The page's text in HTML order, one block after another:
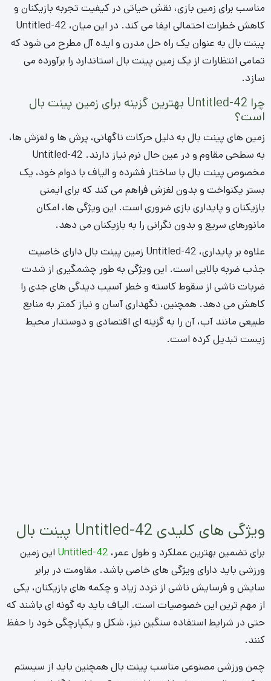
مناسب برای زمین بازی، نقش حیاتی در کیفیت تجربه بازیکنان و
کاهش خطرات احتمالی ایفا می کند. در این میان، Untitled-42
پینت بال به عنوان یک راه حل مدرن و ایده آل مطرح می شود که
تمامی انتظارات از یک زمین پینت بال استاندارد را برآورده می
سازد.
چرا Untitled-42 بهترین گزینه برای زمین پینت بال
است؟
زمین های پینت بال به دلیل حرکات ناگهانی، پرش ها و لغزش ها،
به سطحی مقاوم و در عین حال نرم نیاز دارند. Untitled-42
مخصوص پینت بال با ساختار فشرده و الیاف با دوام خود، یک
بستر یکنواخت و بدون لغزش فراهم می کند که برای ایمنی
بازیکنان و پایداری بازی ضروری است. این ویژگی ها، امکان
مانورهای سریع و بدون نگرانی را به بازیکنان می دهد.
علاوه بر پایداری، Untitled-42 زمین پینت بال دارای خاصیت
جذب ضربه بالایی است. این ویژگی به طور چشمگیری از شدت
ضربات ناشی از سقوط کاسته و خطر آسیب دیدگی های جدی را
کاهش می دهد. همچنین، نگهداری آسان و نیاز کمتر به منابع
طبیعی مانند آب، آن را به گزینه ای اقتصادی و دوستدار محیط
زیست تبدیل کرده است.
چمن ورزشی مصنوعی مناسب پینت بال همچنین باید از سیستم
زهکشی عالی برخوردار باشد تا از تجمع آب باران یا گلوله های
پینت بال شکسته شده جلوگیری کند. ارتفاع پایل متوسط و تراکم
بالای الیاف نیز به ثبات سطح کمک کرده و از حرکت بیش از حد
توپ های پینت بال جلوگیری می کند.
مقاومت در برابر اشعه UV: جلوگیری از رنگ پریدگی و
قدرت جذب ضربه بالا: کاهش خطر آسیب های فیزیکی